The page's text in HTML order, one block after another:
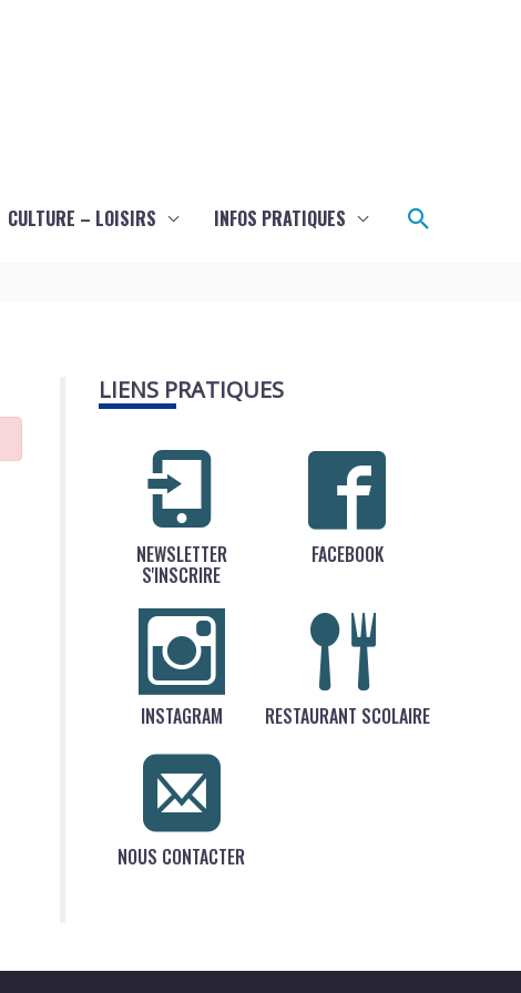
CULTURE – LOISIRS INFOS PRATIQUES
LIENS PRATIQUES
NEWSLETTER
S'INSCRIRE
FACEBOOK
INSTAGRAM RESTAURANT SCOLAIRE
NOUS CONTACTER